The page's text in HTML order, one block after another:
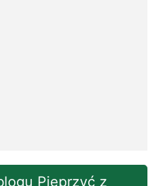
Pieprzyć z